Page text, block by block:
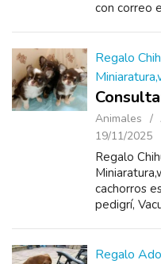
con correo
Regalo
Animales
19/11/2025
Regalo
cachorros
pedigrí,
Regalo